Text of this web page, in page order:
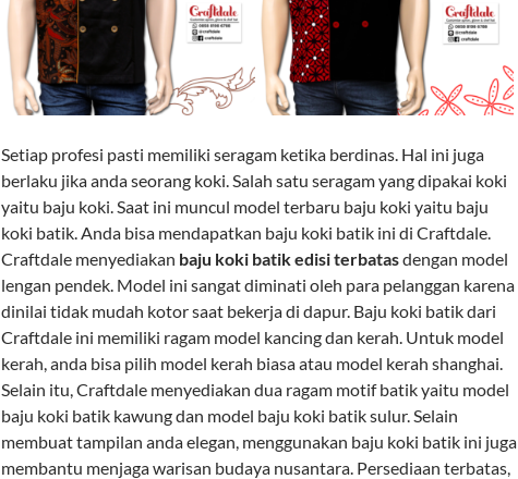
Setiap profesi pasti memiliki seragam ketika berdinas. Hal ini juga
berlaku jika anda seorang koki. Salah satu seragam yang dipakai koki
yaitu baju koki. Saat ini muncul model terbaru baju koki yaitu baju
koki batik. Anda bisa mendapatkan baju koki batik ini di Craftdale.
Craftdale menyediakan baju koki batik edisi terbatasdengan model
lengan pendek. Model ini sangat diminati oleh para pelanggan karena
dinilai tidak mudah kotor saat bekerja di dapur. Baju koki batik dari
Craftdale ini memiliki ragam model kancing dan kerah. Untuk model
kerah, anda bisa pilih model kerah biasa atau model kerah shanghai.
Selain itu, Craftdale menyediakan dua ragam motif batik yaitu model
baju koki batik kawung dan model baju koki batik sulur. Selain
membuat tampilan anda elegan, menggunakan baju koki batik ini juga
membantu menjaga warisan budaya nusantara. Persediaan terbatas,